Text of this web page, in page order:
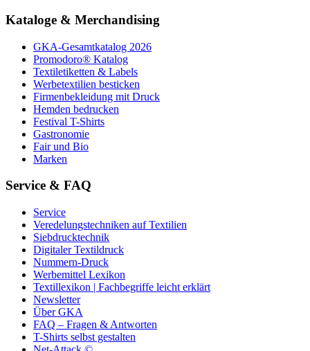
Kataloge & Merchandising
GKA-Gesamtkatalog 2026
Promodoro® Katalog
Textiletiketten & Labels
Werbetextilien besticken
Firmenbekleidung mit Druck
Hemden bedrucken
Festival T-Shirts
Gastronomie
Fair und Bio
Marken
Service & FAQ
Service
Veredelungstechniken auf Textilien
Siebdrucktechnik
Digitaler Textildruck
Nummern-Druck
Werbemittel Lexikon
Textillexikon | Fachbegriffe leicht erklärt
Newsletter
Über GKA
FAQ – Fragen & Antworten
T-Shirts selbst gestalten